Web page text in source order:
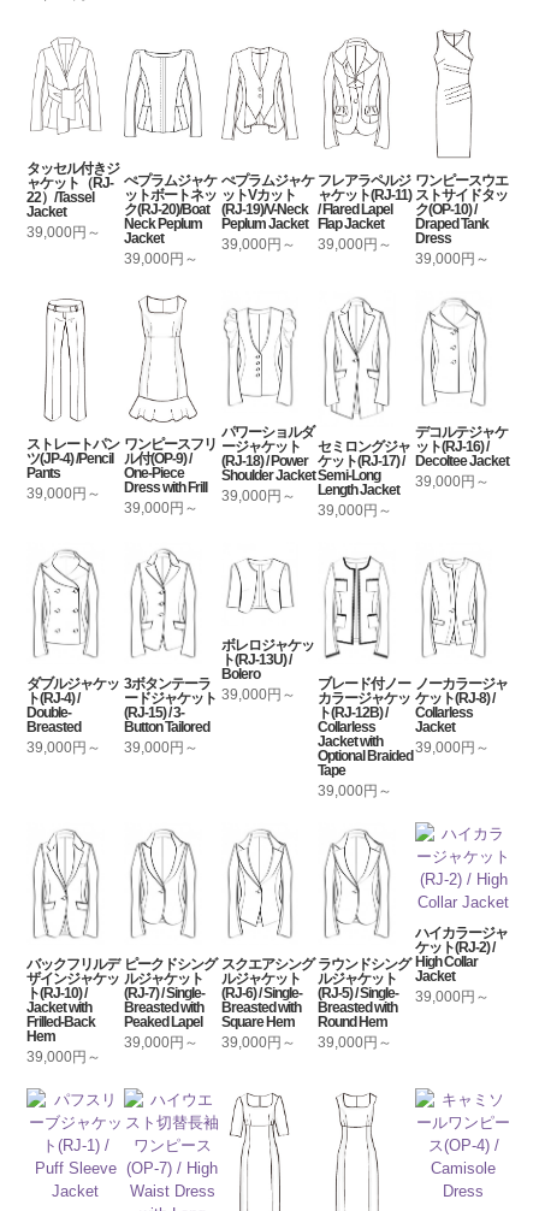
タッセル付きジ
ャケット（RJ-
22）/Tassel
Jacket
39,000円～
ぺプラムジャケ
ットボートネッ
ク(RJ-20)/Boat
Neck Peplum
Jacket
39,000円～
ぺプラムジャケ
ットVカット
(RJ-19)/V-Neck
Peplum Jacket
39,000円～
フレアラペルジ
ャケット(RJ-11)
/ Flared Lapel
Flap Jacket
39,000円～
ワンピースウエ
ストサイドタッ
ク(OP-10) /
Draped Tank
Dress
39,000円～
ストレートパン
ツ(JP-4) /Pencil
Pants
39,000円～
ワンピースフリ
ル付(OP-9) /
One-Piece
Dress with Frill
39,000円～
パワーショルダ
ージャケット
(RJ-18) / Power
Shoulder Jacket
39,000円～
セミロングジャ
ケット(RJ-17) /
Semi-Long
Length Jacket
39,000円～
デコルテジャケ
ット(RJ-16) /
Decoltee Jacket
39,000円～
ダブルジャケッ
ト(RJ-4) /
Double-
Breasted
39,000円～
3ボタンテーラ
ードジャケット
(RJ-15) / 3-
Button Tailored
39,000円～
ボレロジャケッ
ト(RJ-13U) /
Bolero
39,000円～
ブレード付ノー
カラージャケッ
ト(RJ-12B) /
Collarless
Jacket with
Optional Braided
Tape
39,000円～
ノーカラージャ
ケット(RJ-8) /
Collarless
Jacket
39,000円～
バックフリルデ
ザインジャケッ
ト(RJ-10) /
Jacket with
Frilled-Back
Hem
39,000円～
ピークドシング
ルジャケット
(RJ-7) / Single-
Breasted with
Peaked Lapel
39,000円～
スクエアシング
ルジャケット
(RJ-6) / Single-
Breasted with
Square Hem
39,000円～
ラウンドシング
ルジャケット
(RJ-5) / Single-
Breasted with
Round Hem
39,000円～
ハイカラージャ
ケット(RJ-2) /
High Collar
Jacket
39,000円～